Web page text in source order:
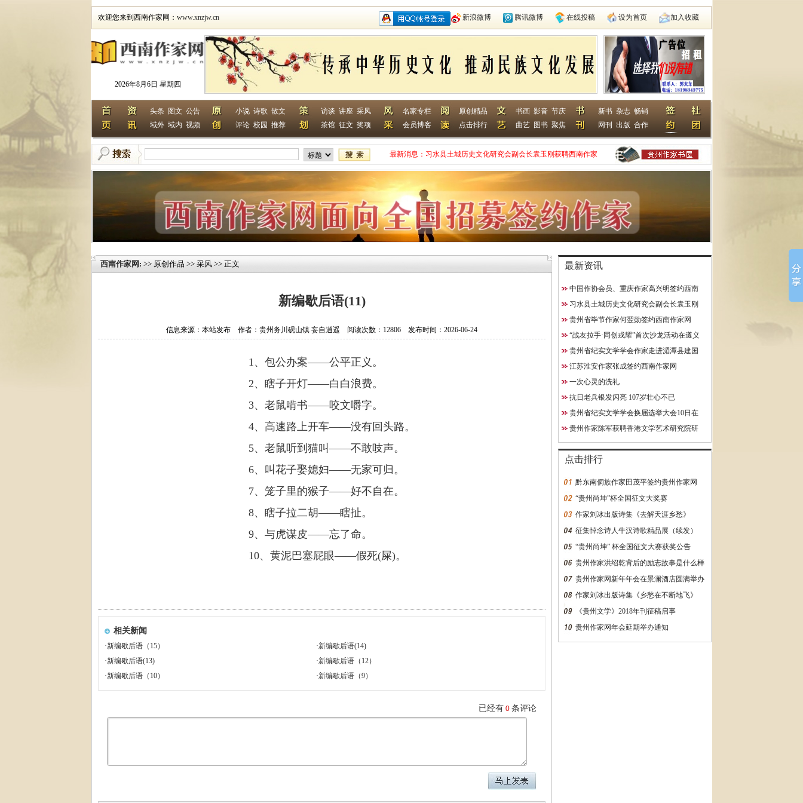
欢迎您来到西南作家网： www.xnzjw.cn 新浪微博 腾讯微博 在线投稿 设为首页 加入收藏
2026年8月6日 星期四
头条 图文 公告
域外 域内 视频
小说 诗歌 散文
评论 校园 推荐
访谈 讲座 采风
茶馆 征文 奖项
名家专栏
会员博客
原创精品
点击排行
书画 影音 节庆
曲艺 图书 聚焦
新书 杂志 畅销
网刊
出版 合作
最新消息： 习水县土城历史文化研究会副会长袁玉刚获聘西南作家
贵州省毕节作家何翌勋签约西南作家网
“战友拉手·同创戎耀”首次沙龙活动在遵义启动
贵州省纪实文学学会作家走进湄潭县建国学校
江苏淮安作家张成签约西南作家网
抗日老兵银发闪亮 107岁壮心不已
贵州省纪实文学学会换届选举大会10日在贵阳成功举行
中国作协会员、重庆作家高兴明签约西南作家网
西南作家网 : >> 原创作品 >> 采风 >> 正文
新编歇后语(11)
信息来源：本站发布 作者：贵州务川砚山镇 妄自逍遥 阅读次数：12806 发布时间：2026-06-24
1、包公办案——公平正义。
2、瞎子开灯——白白浪费。
3、老鼠啃书——咬文嚼字。
4、高速路上开车——没有回头路。
5、老鼠听到猫叫——不敢吱声。
6、叫花子娶媳妇——无家可归。
7、笼子里的猴子——好不自在。
8、瞎子拉二胡——瞎扯。
9、与虎谋皮——忘了命。
10、黄泥巴塞屁眼——假死(屎)。
相关新闻
·新编歇后语（15） ·新编歇后语(14)
·新编歇后语(13) ·新编歇后语（12）
·新编歇后语（10） ·新编歇后语（9）
已经有 0 条评论
最新资讯
中国作协会员、重庆作家高兴明签约西南
作家网
习水县土城历史文化研究会副会长袁玉刚
获聘西南作家网终身特聘专
贵州省毕节作家何翌勋签约西南作家网
“战友拉手·同创戎耀”首次沙龙活动在遵义
启动贵州省纪实文学学会作家走进湄潭县建国
学校江苏淮安作家张成签约西南作家网
一次心灵的洗礼
抗日老兵银发闪亮 107岁壮心不已
贵州省纪实文学学会换届选举大会10日在
贵阳成功举行
贵州作家陈军获聘香港文学艺术研究院研
究员
点击排行
黔东南侗族作家田茂平签约贵州作家网
“贵州尚坤”杯全国征文大奖赛
作家刘冰出版诗集《去解天涯乡愁》
征集悼念诗人牛汉诗歌精品展（续发）
“贵州尚坤” 杯全国征文大赛获奖公告
贵州作家洪绍乾背后的励志故事是什么样
的？万字长文告诉你
贵州作家网新年年会在景澜酒店圆满举办
作家刘冰出版诗集《乡愁在不断地飞》
《贵州文学》2018年刊征稿启事
贵州作家网年会延期举办通知